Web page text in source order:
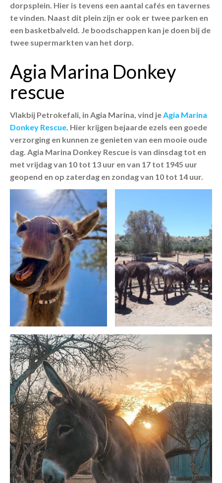
dorpsplein. Hier is tevens een aantal cafés en tavernes
te vinden. Naast dit plein zijn er ook er twee parken en
een basketbalveld. Je boodschappen kan je doen bij de
twee supermarkten van het dorp.
Agia Marina Donkey
rescue
Vlakbij Petrokefali, in Agia Marina, vind jeAgia Marina
Donkey Rescue. Hier krijgen bejaarde ezels een goede
verzorging en kunnen ze genieten van een mooie oude
dag. Agia Marina Donkey Rescue is van dinsdag tot en
met vrijdag van 10 tot 13 uur en van 17 tot 1945 uur
geopend en op zaterdag en zondag van 10 tot 14 uur.